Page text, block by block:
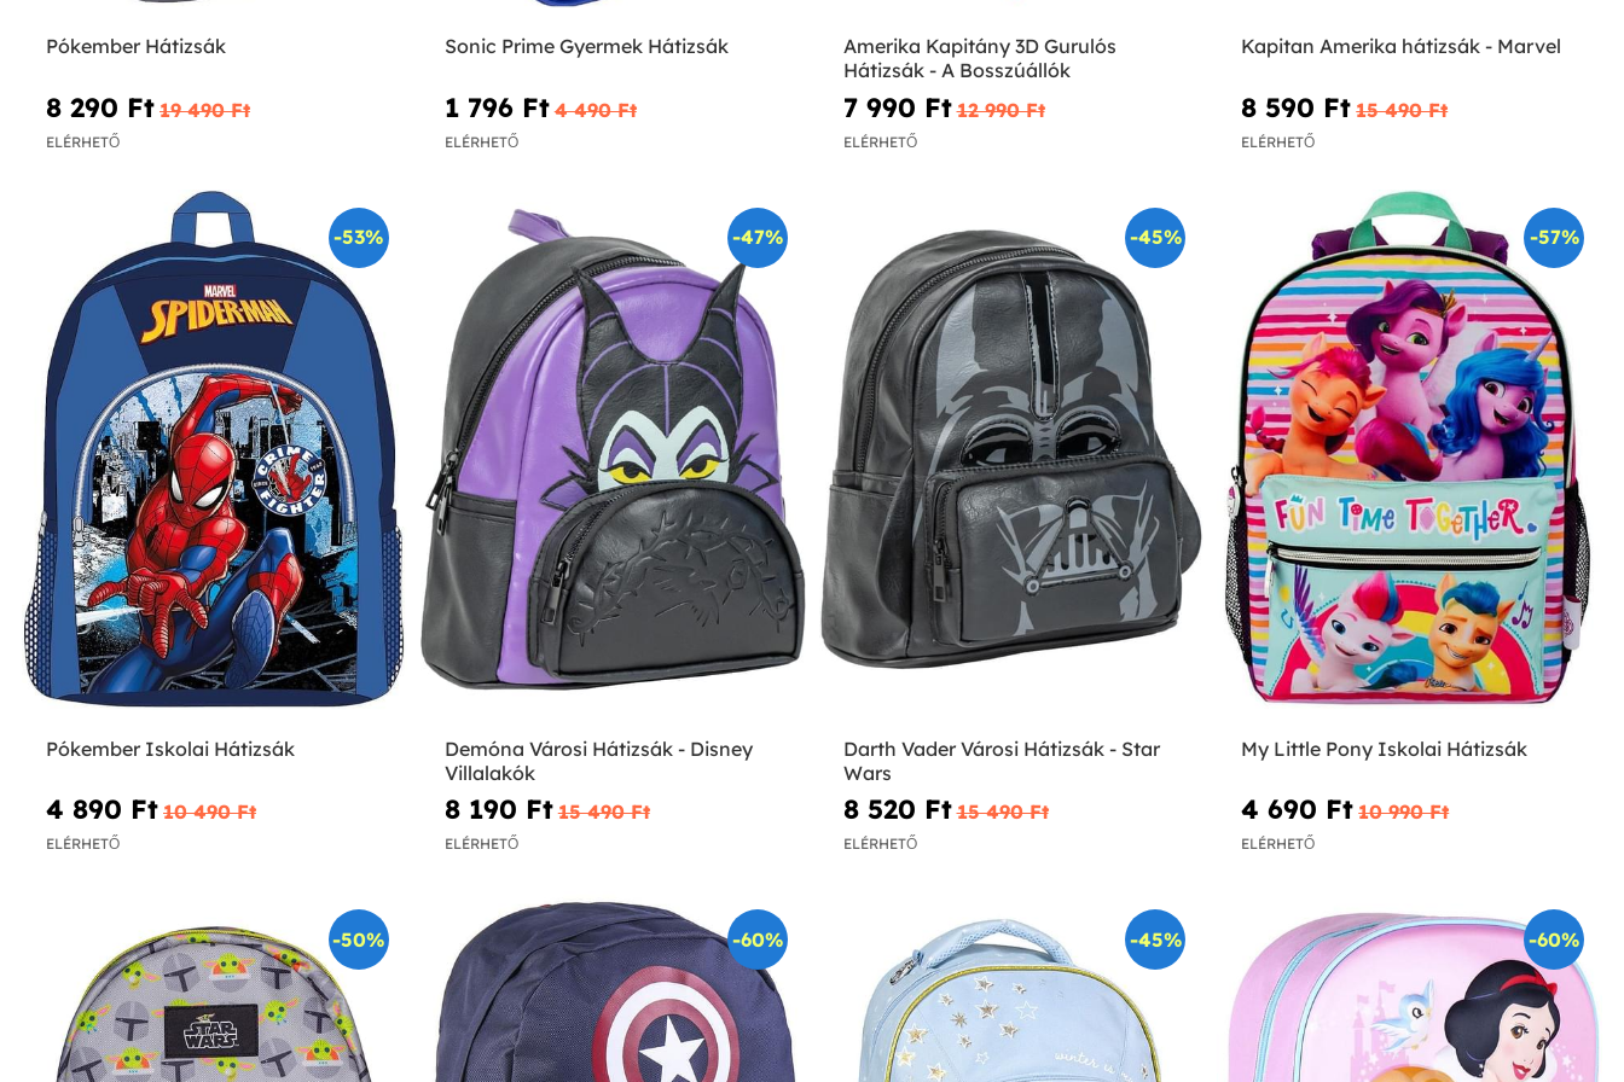
Pókember Hátizsák
8 290 Ft‎ 19 490 Ft‎
ELÉRHETŐ
Sonic Prime Gyermek Hátizsák
1 796 Ft‎ 4 490 Ft‎
ELÉRHETŐ
Amerika Kapitány 3D Gurulós
Hátizsák - A Bosszúállók
7 990 Ft‎ 12 990 Ft‎
ELÉRHETŐ
Kapitan Amerika hátizsák - Marvel
8 590 Ft‎ 15 490 Ft‎
ELÉRHETŐ
-53%
Pókember Iskolai Hátizsák
4 890 Ft‎ 10 490 Ft‎
ELÉRHETŐ
-47%
Demóna Városi Hátizsák - Disney
Villalakók
8 190 Ft‎ 15 490 Ft‎
ELÉRHETŐ
-45%
Darth Vader Városi Hátizsák - Star
Wars
8 520 Ft‎ 15 490 Ft‎
ELÉRHETŐ
-57%
My Little Pony Iskolai Hátizsák
4 690 Ft‎ 10 990 Ft‎
ELÉRHETŐ
-50% -60% -45% -60%